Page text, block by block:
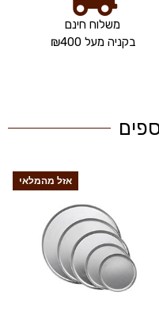
משלוח חינם
בקניה מעל ₪400
אזל מהמלאי